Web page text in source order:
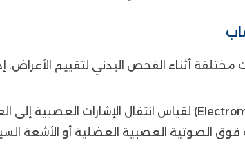
مختلفة أثناء الفحص البدني لتقييم
فوق الصوتية العصبية العضلية أو